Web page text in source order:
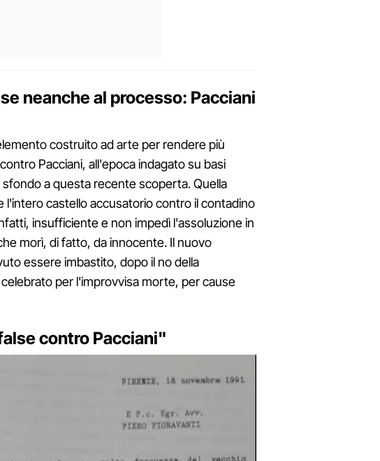
neanche al processo: Pacciani
costruito ad arte per rendere più
Pacciani, all'epoca indagato su basi
a questa recente scoperta. Quella
l'intero castello accusatorio contro il contadino
insufficiente e non impedì l'assoluzione in
morì, di fatto, da innocente. Il nuovo
essere imbastito, dopo il no della
per l'improvvisa morte, per cause
contro Pacciani"